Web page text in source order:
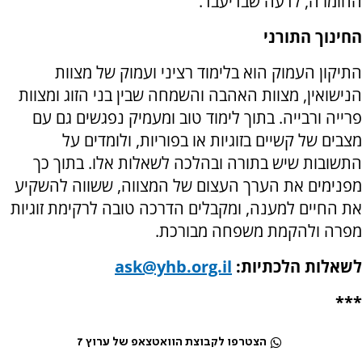
החינוך התורני
התיקון העמוק הוא בלימוד רציני ועמוק של מצוות
הנישואין, מצוות האהבה והשמחה שבין בני הזוג ומצוות
פרייה ורבייה. בתוך לימוד טוב ומעמיק נפגשים גם עם
מצבים של קשיים בזוגיות או בפוריות, ולומדים על
התשובות שיש בתורה ובהלכה לשאלות אלו. בתוך כך
מפנימים את הערך העצום של המצווה, ששווה להשקיע
את החיים למענה, ומקבלים הדרכה טובה לרקימת זוגיות
מפרה ולהקמת משפחה מבורכת.
לשאלות הלכתיות: ask@yhb.org.il
***
הצטרפו לקבוצת הוואטצאפ של ערוץ 7